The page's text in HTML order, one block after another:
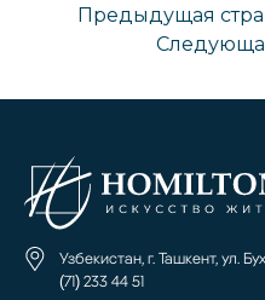
Предыдущая
Узбекистан, г. Ташкент, ул.
(71) 233 44 51